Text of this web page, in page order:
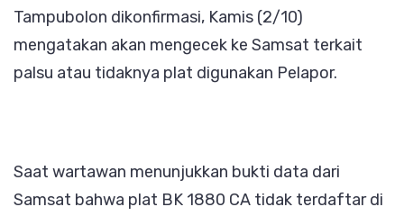
Tampubolon dikonfirmasi, Kamis (2/10)
mengatakan akan mengecek ke Samsat terkait
palsu atau tidaknya plat digunakan Pelapor.
Saat wartawan menunjukkan bukti data dari
Samsat bahwa plat BK 1880 CA tidak terdaftar di